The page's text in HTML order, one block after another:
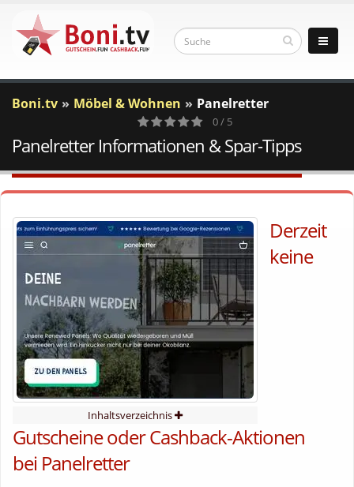
Boni.tv Möbel & Wohnen Panelretter
0
Votes
0 / 5
Panelretter Informationen & Spar-Tipps
Inhaltsverzeichnis
Derzeit
keine
Gutscheine oder Cashback-Aktionen
bei Panelretter